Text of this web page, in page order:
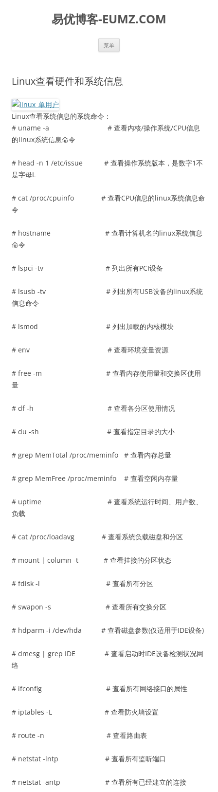
易优博客-EUMZ.COM
菜单
Linux查看硬件和系统信息
Linux查看系统信息的系统命令：
# uname -a # 查看内核/操作系统/CPU信息
的linux系统信息命令
# head -n 1 /etc/issue # 查看操作系统版本，是数字1不
是字母L
# cat /proc/cpuinfo # 查看CPU信息的linux系统信息命
令
# hostname # 查看计算机名的linux系统信息
命令
# lspci -tv # 列出所有PCI设备
# lsusb -tv # 列出所有USB设备的linux系统
信息命令
# lsmod # 列出加载的内核模块
# env # 查看环境变量资源
# free -m # 查看内存使用量和交换区使用
量
# df -h # 查看各分区使用情况
# du -sh # 查看指定目录的大小
# grep MemTotal /proc/meminfo # 查看内存总量
# grep MemFree /proc/meminfo # 查看空闲内存量
# uptime # 查看系统运行时间、用户数、
负载
# cat /proc/loadavg # 查看系统负载磁盘和分区
# mount | column -t # 查看挂接的分区状态
# fdisk -l # 查看所有分区
# swapon -s # 查看所有交换分区
# hdparm -i /dev/hda # 查看磁盘参数(仅适用于IDE设备)
# dmesg | grep IDE # 查看启动时IDE设备检测状况网
络
# ifconfig # 查看所有网络接口的属性
# iptables -L # 查看防火墙设置
# route -n # 查看路由表
# netstat -lntp # 查看所有监听端口
# netstat -antp # 查看所有已经建立的连接